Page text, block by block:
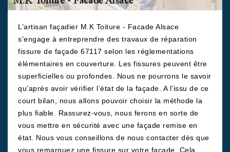
L’artisan façadier M.K Toiture - Facade Alsace
s’engage à entreprendre des travaux de réparation
fissure de façade 67117 selon les réglementations
élémentaires en couverture. Les fissures peuvent être
superficielles ou profondes. Nous ne pourrons le savoir
qu’après avoir vérifier l’état de la façade. A l’issu de ce
court bilan, nous allons pouvoir choisir la méthode la
plus fiable. Rassurez-vous, nous ferons en sorte de
vous mettre en sécurité avec une façade remise en
état. Nous vous conseillons de nous contacter dès que
vous remarquez une fissure sur votre façade. Cela